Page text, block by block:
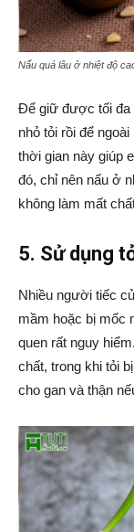
Nấu quá lâu ở nhiệt độ
Để giữ được tối đa
nhỏ tỏi rồi để
thời gian này giúp
đó, chỉ nên nấu ở
không làm mất
5. Sử dụng
Nhiều người tiếc
mầm hoặc bị mốc
quen rất nguy
chất, trong khi tỏi
cho gan và thận